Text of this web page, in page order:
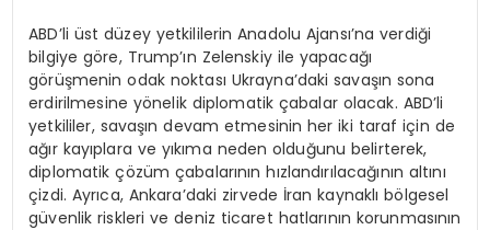
ABD’li üst düzey yetkililerin Anadolu Ajansı’na verdiği
bilgiye göre, Trump’ın Zelenskiy ile yapacağı
görüşmenin odak noktası Ukrayna’daki savaşın sona
erdirilmesine yönelik diplomatik çabalar olacak. ABD’li
yetkililer, savaşın devam etmesinin her iki taraf için de
ağır kayıplara ve yıkıma neden olduğunu belirterek,
diplomatik çözüm çabalarının hızlandırılacağının altını
çizdi. Ayrıca, Ankara’daki zirvede İran kaynaklı bölgesel
güvenlik riskleri ve deniz ticaret hatlarının korunmasının